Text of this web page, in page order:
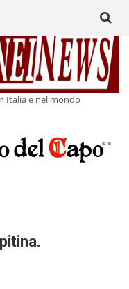
Italia e nel mondo
for: